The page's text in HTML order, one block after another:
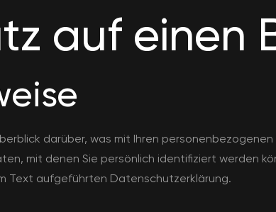
auf einen
darüber, was mit Ihren
mit denen Sie persönlich identifiziert werden
Text aufgeführten Datenschutzerklärung.